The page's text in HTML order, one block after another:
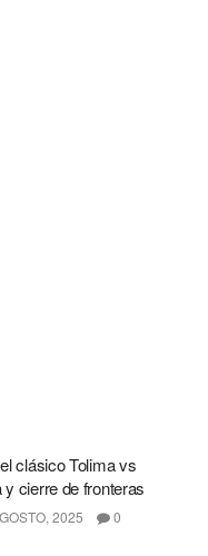
clásico Tolima vs
cierre de fronteras
2025 0